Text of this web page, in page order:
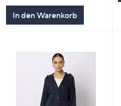
In den Warenkorb